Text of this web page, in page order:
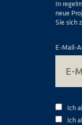
In
neue
Sie sich
E-Mail-
Ich
Ich